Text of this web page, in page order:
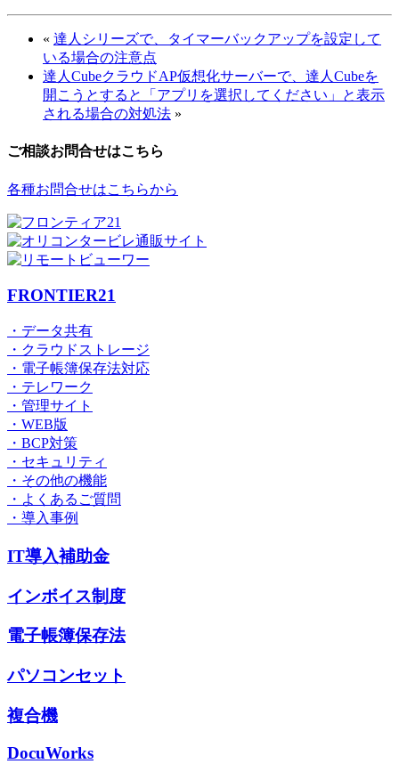
« 達人シリーズで、タイマーバックアップを設定して
いる場合の注意点
達人CubeクラウドAP仮想化サーバーで、達人Cubeを
開こうとすると「アプリを選択してください」と表示
される場合の対処法 »
ご相談お問合せはこちら
各種お問合せはこちらから
FRONTIER21
・データ共有
・クラウドストレージ
・電子帳簿保存法対応
・テレワーク
・管理サイト
・WEB版
・BCP対策
・セキュリティ
・その他の機能
・よくあるご質問
・導入事例
IT導入補助金
インボイス制度
電子帳簿保存法
パソコンセット
複合機
DocuWorks